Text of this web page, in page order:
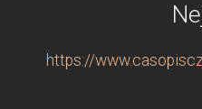
https://